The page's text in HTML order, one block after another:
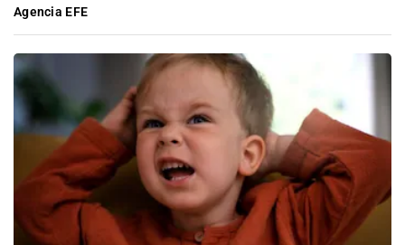
Agencia EFE